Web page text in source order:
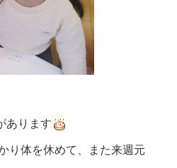
あります
り体を休めて、また来週元